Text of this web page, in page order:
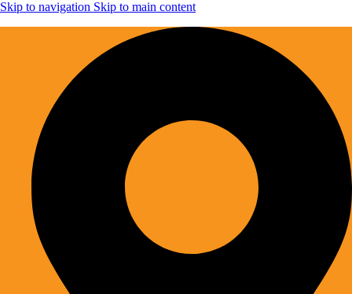
Skip to navigation Skip to main content